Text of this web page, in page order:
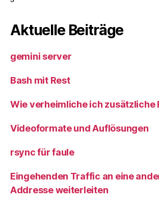
Aktuelle Beiträge
gemini server
Bash mit Rest
Wie verheimliche ich zusätzliche
Videoformate und Auflösungen
rsync für faule
Eingehenden Traffic an eine
Addresse weiterleiten